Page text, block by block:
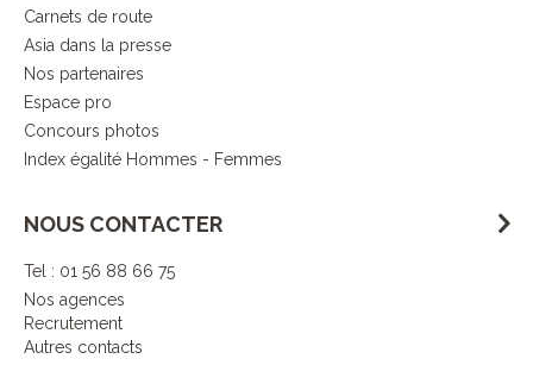
Carnets de route
Asia dans la presse
Nos partenaires
Espace pro
Concours photos
Index égalité Hommes - Femmes
NOUS CONTACTER
Tel : 01 56 88 66 75
Nos agences
Recrutement
Autres contacts